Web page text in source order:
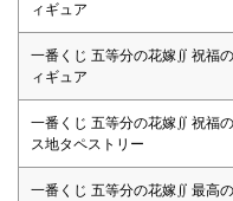
ィギュア
一番くじ 五等分の花嫁∬ 祝福
ィギュア
一番くじ 五等分の花嫁∬ 祝福
ス地タペストリー
一番くじ 五等分の花嫁∬ 最高